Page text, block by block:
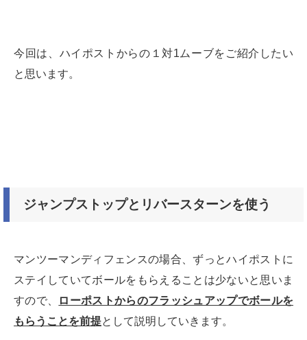
今回は、ハイポストからの１対1ムーブをご紹介したい
と思います。
ジャンプストップとリバースターンを使う
マンツーマンディフェンスの場合、ずっとハイポストに
ステイしていてボールをもらえることは少ないと思いま
すので、
ローポストからのフラッシュアップでボールを
もらうことを前提として説明していきます。